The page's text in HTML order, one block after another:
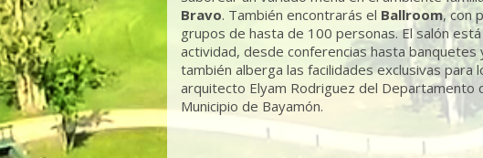
Bravo. También encontrarás el Ballroom, con
grupos de hasta de 100 personas. El salón
actividad, desde conferencias hasta banquetes
también alberga las facilidades exclusivas para
arquitecto Elyam Rodriguez del Departamento
Municipio de Bayamón.